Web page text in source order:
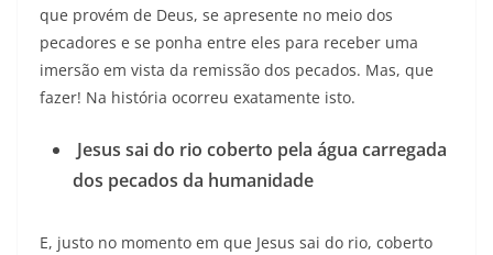
que provém de Deus, se apresente no meio dos
pecadores e se ponha entre eles para receber uma
imersão em vista da remissão dos pecados. Mas, que
fazer! Na história ocorreu exatamente isto.
Jesus sai do rio coberto pela água carregada
dos pecados da humanidade
E, justo no momento em que Jesus sai do rio, coberto